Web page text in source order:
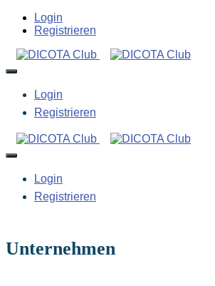
Login
Registrieren
Login
Registrieren
Login
Registrieren
Unternehmen